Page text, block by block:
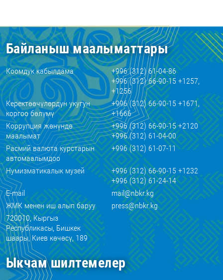
Байланыш маалыматтары
Коомдук кабылдама
+996 (312) 61-04-86
+996 (312) 66-90-15 +1257,
+1256
Керектөөчүлөрдүн укугун
коргоо бөлүмү
+996 (312) 66-90-15 +1671,
+1666
Коррупция жөнүндө
маалымат
+996 (312) 66-90-15 +2120
+996 (312) 61-04-00
Расмий валюта курстарын
автомаалымдоо
+996 (312) 61-07-11
Нумизматикалык музей
+996 (312) 66-90-15 +1232
+996 (312) 61-24-14
E-mail
mail@nbkr.kg
ЖМК менен иш алып баруу
press@nbkr.kg
720010, Кыргыз
Республикасы, Бишкек
шаары, Киев көчөсү, 189
Ыкчам шилтемелер